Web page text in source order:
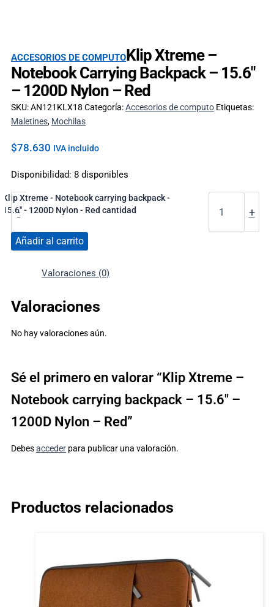
ACCESORIOS DE COMPUTOKlip Xtreme –
Notebook Carrying Backpack – 15.6″
– 1200D Nylon – Red
SKU:AN121KLX18 Categoría:Accesorios de computo Etiquetas:
Maletines, Mochilas
$78.630 IVA incluido
Disponibilidad: 8 disponibles
-
Klip Xtreme - Notebook carrying backpack -
15.6" - 1200D Nylon - Red cantidad
+
Añadir al carrito
Valoraciones (0)
Valoraciones
No hay valoraciones aún.
Sé el primero en valorar “Klip Xtreme –
Notebook carrying backpack – 15.6″ –
1200D Nylon – Red”
Debesacceder para publicar una valoración.
Productos relacionados